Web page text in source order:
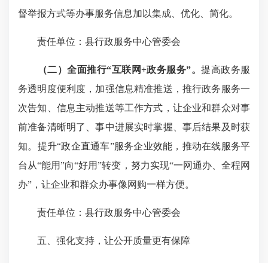
督举报方式等办事服务信息加以集成、优化、简化。
责任单位：县行政服务中心管委会
（二）全面推行“互联网+政务服务”。提高政务服
务透明度便利度，加强信息精准推送，推行政务服务一
次告知、信息主动推送等工作方式，让企业和群众对事
前准备清晰明了、事中进展实时掌握、事后结果及时获
知。提升“政企直通车”服务企业效能，推动在线服务平
台从“能用”向“好用”转变，努力实现“一网通办、全程网
办”，让企业和群众办事像网购一样方便。
责任单位：县行政服务中心管委会
五、强化支持，让公开质量更有保障